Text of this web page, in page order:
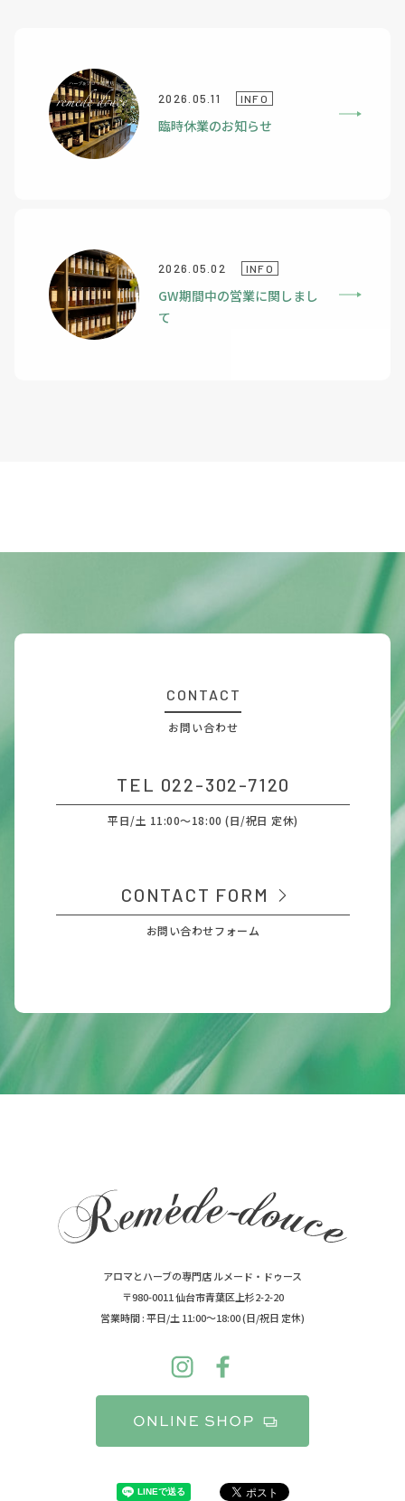
2026.05.11 INFO
臨時休業のお知らせ
2026.05.02 INFO
GW期間中の営業に関しまし
て
CONTACT
お問い合わせ
TEL 022-302-7120
平日/土 11:00～18:00 (日/祝日 定休)
CONTACT FORM
お問い合わせフォーム
アロマとハーブの専門店 ルメード・ドゥース
〒980-0011 仙台市青葉区上杉2-2-20
営業時間 : 平日/土 11:00～18:00 (日/祝日 定休)